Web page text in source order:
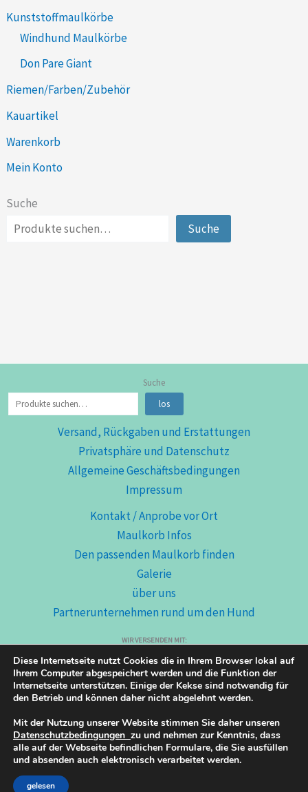
Kunststoffmaulkörbe
Windhund Maulkörbe
Don Pare Giant
Riemen/Farben/Zubehör
Kauartikel
Warenkorb
Mein Konto
Suche
Suche
Suche
los
Versand, Rückgaben und Erstattungen
Privatsphäre und Datenschutz
Allgemeine Geschäftsbedingungen
Impressum
Kontakt / Anprobe vor Ort
Maulkorb Infos
Den passenden Maulkorb finden
Galerie
über uns
Partnerunternehmen rund um den Hund
WIR VERSENDEN MIT:
Versand nur innerhalb Schweiz und Liechtenstein
Copyright © 2026 maulkorb-shop.ch
Diese Internetseite nutzt Cookies die in Ihrem Browser lokal auf
Ihrem Computer abgespeichert werden und die Funktion der
Internetseite unterstützen. Einige der Kekse sind notwendig für
den Betrieb und können daher nicht abgelehnt werden.
Mit der Nutzung unserer Website stimmen Sie daher unseren
Datenschutzbedingungen zu und nehmen zur Kenntnis, dass
alle auf der Webseite befindlichen Formulare, die Sie ausfüllen
und absenden auch elektronisch verarbeitet werden.
gelesen